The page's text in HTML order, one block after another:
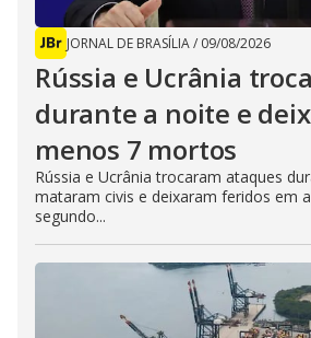
JORNAL DE BRASÍLIA/ 09/08/2026
Rússia e Ucrânia
durante a noite e
menos 7 mortos
Rússia e Ucrânia trocaram ataques
mataram civis e deixaram feridos em
segundo...